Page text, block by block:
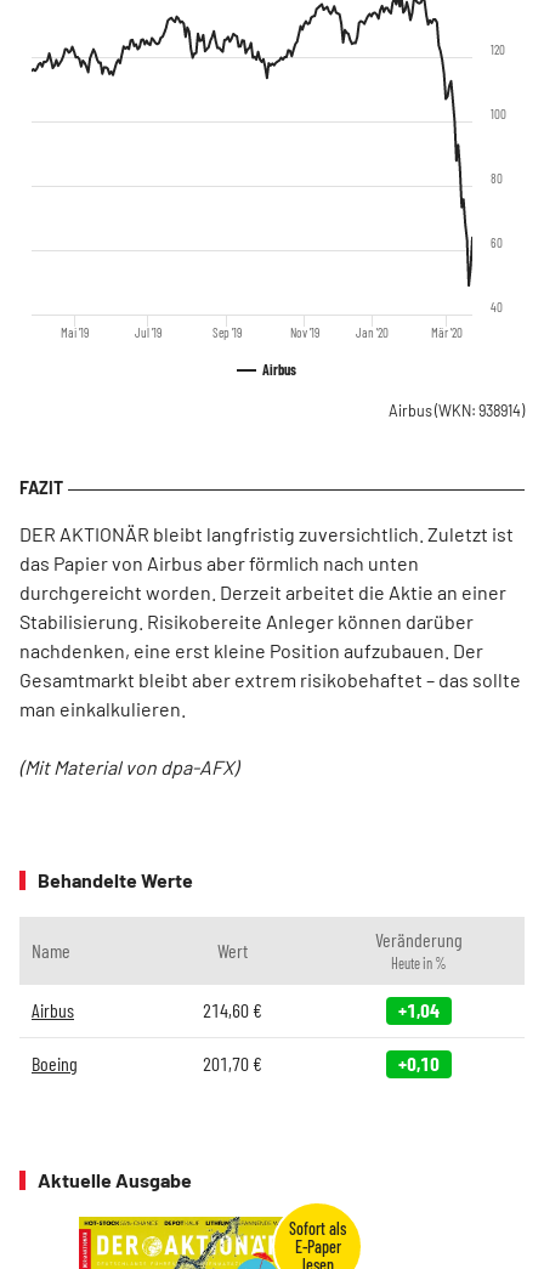
Airbus
Mai '19 Jul '19 Sep '19 Nov '19 Jan '20 Mär '20
40
60
80
100
120
Airbus(WKN: 938914)
DER AKTIONÄR bleibt langfristig zuversichtlich. Zuletzt ist
das Papier von Airbus aber förmlich nach unten
durchgereicht worden. Derzeit arbeitet die Aktie an einer
Stabilisierung. Risikobereite Anleger können darüber
nachdenken, eine erst kleine Position aufzubauen. Der
Gesamtmarkt bleibt aber extrem risikobehaftet – das sollte
man einkalkulieren.
(Mit Material von dpa-AFX)
Behandelte Werte
Name Wert Veränderung
Heute in %
Airbus 214,60 € +1,04
Boeing 201,70 € +0,10
Aktuelle Ausgabe